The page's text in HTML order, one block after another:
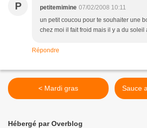
P petitemimine 07/02/2008 10:11
un petit coucou pour te souhaiter une
chez moi il fait froid mais il y a du soleil
Répondre
< Mardi gras
Hébergé par Overblog